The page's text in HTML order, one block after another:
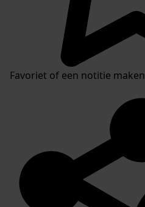
Favoriet of een notitie maken